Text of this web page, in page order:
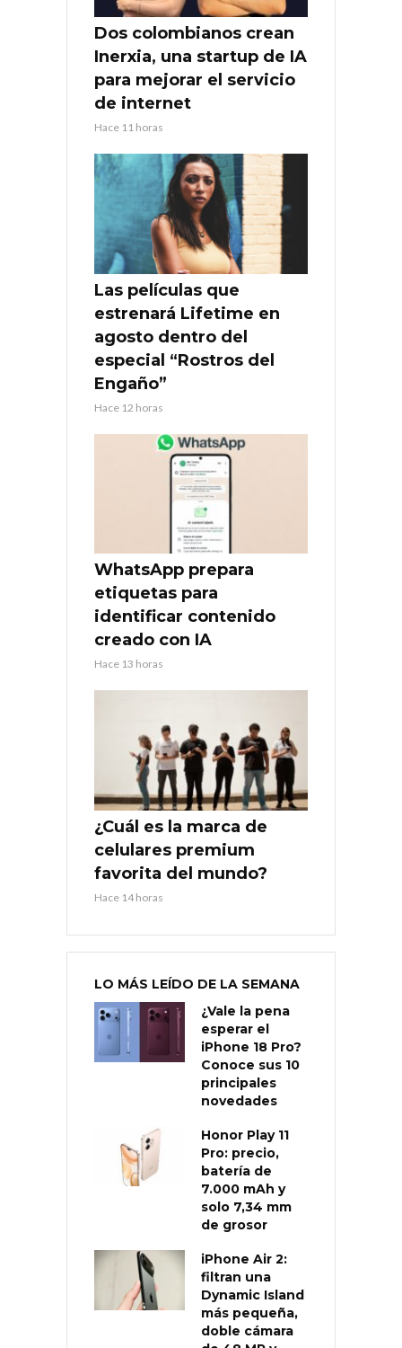
Dos colombianos crean
Inerxia, una startup de IA
para mejorar el servicio
de internet
Hace 11 horas
Las películas que
estrenará Lifetime en
agosto dentro del
especial “Rostros del
Engaño”
Hace 12 horas
WhatsApp prepara
etiquetas para
identificar contenido
creado con IA
Hace 13 horas
¿Cuál es la marca de
celulares premium
favorita del mundo?
Hace 14 horas
LO MÁS LEÍDO DE LA SEMANA
¿Vale la pena
esperar el
iPhone 18 Pro?
Conoce sus 10
principales
novedades
Honor Play 11
Pro: precio,
batería de
7.000 mAh y
solo 7,34 mm
de grosor
iPhone Air 2:
filtran una
Dynamic Island
más pequeña,
doble cámara